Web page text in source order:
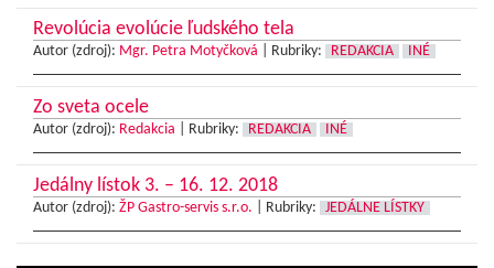
Revolúcia evolúcie ľudského tela
Autor (zdroj): Mgr. Petra Motyčková Rubriky: REDAKCIA INÉ
Zo sveta ocele
Autor (zdroj): Redakcia Rubriky: REDAKCIA INÉ
Jedálny lístok 3. – 16. 12. 2018
Autor (zdroj): ŽP Gastro-servis s.r.o. Rubriky: JEDÁLNE LÍSTKY